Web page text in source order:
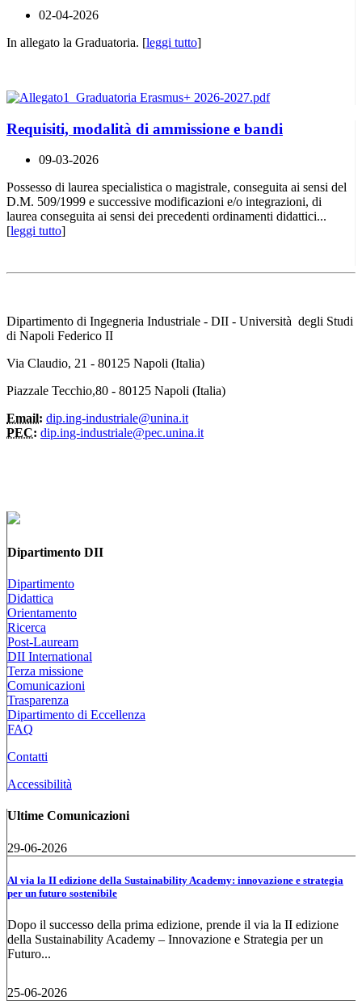
02-04-2026
In allegato la Graduatoria. [leggi tutto]
Requisiti, modalità di ammissione e bandi
09-03-2026
Possesso di laurea specialistica o magistrale, conseguita ai sensi del
D.M. 509/1999 e successive modificazioni e/o integrazioni, di
laurea conseguita ai sensi dei precedenti ordinamenti didattici...
[leggi tutto]
Dipartimento di Ingegneria Industriale - DII - Università degli Studi
di Napoli Federico II
Via Claudio, 21 - 80125 Napoli (Italia)
Piazzale Tecchio,80 - 80125 Napoli (Italia)
Email: dip.ing-industriale@unina.it
PEC: dip.ing-industriale@pec.unina.it
Dipartimento DII
Dipartimento
Didattica
Orientamento
Ricerca
Post-Lauream
DII International
Terza missione
Comunicazioni
Trasparenza
Dipartimento di Eccellenza
FAQ
Contatti
Accessibilità
Ultime Comunicazioni
29-06-2026
Al via la II edizione della Sustainability Academy: innovazione e strategia
per un futuro sostenibile
Dopo il successo della prima edizione, prende il via la II edizione
della Sustainability Academy – Innovazione e Strategia per un
Futuro...
25-06-2026